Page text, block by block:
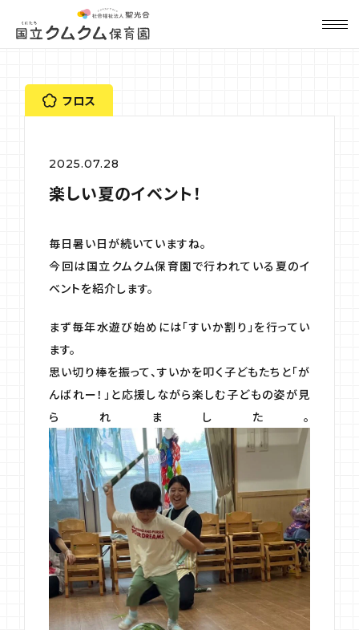
フロス
2025.07.28
楽しい夏のイベント！
毎日暑い日が続いていますね。
今回は国立クムクム保育園で行われている夏のイ
ベントを紹介します。
まず毎年水遊び始めには「すいか割り」を行ってい
ます。
思い切り棒を振って、すいかを叩く子どもたちと「が
んばれー！」と応援しながら楽しむ子どもの姿が見
られました。